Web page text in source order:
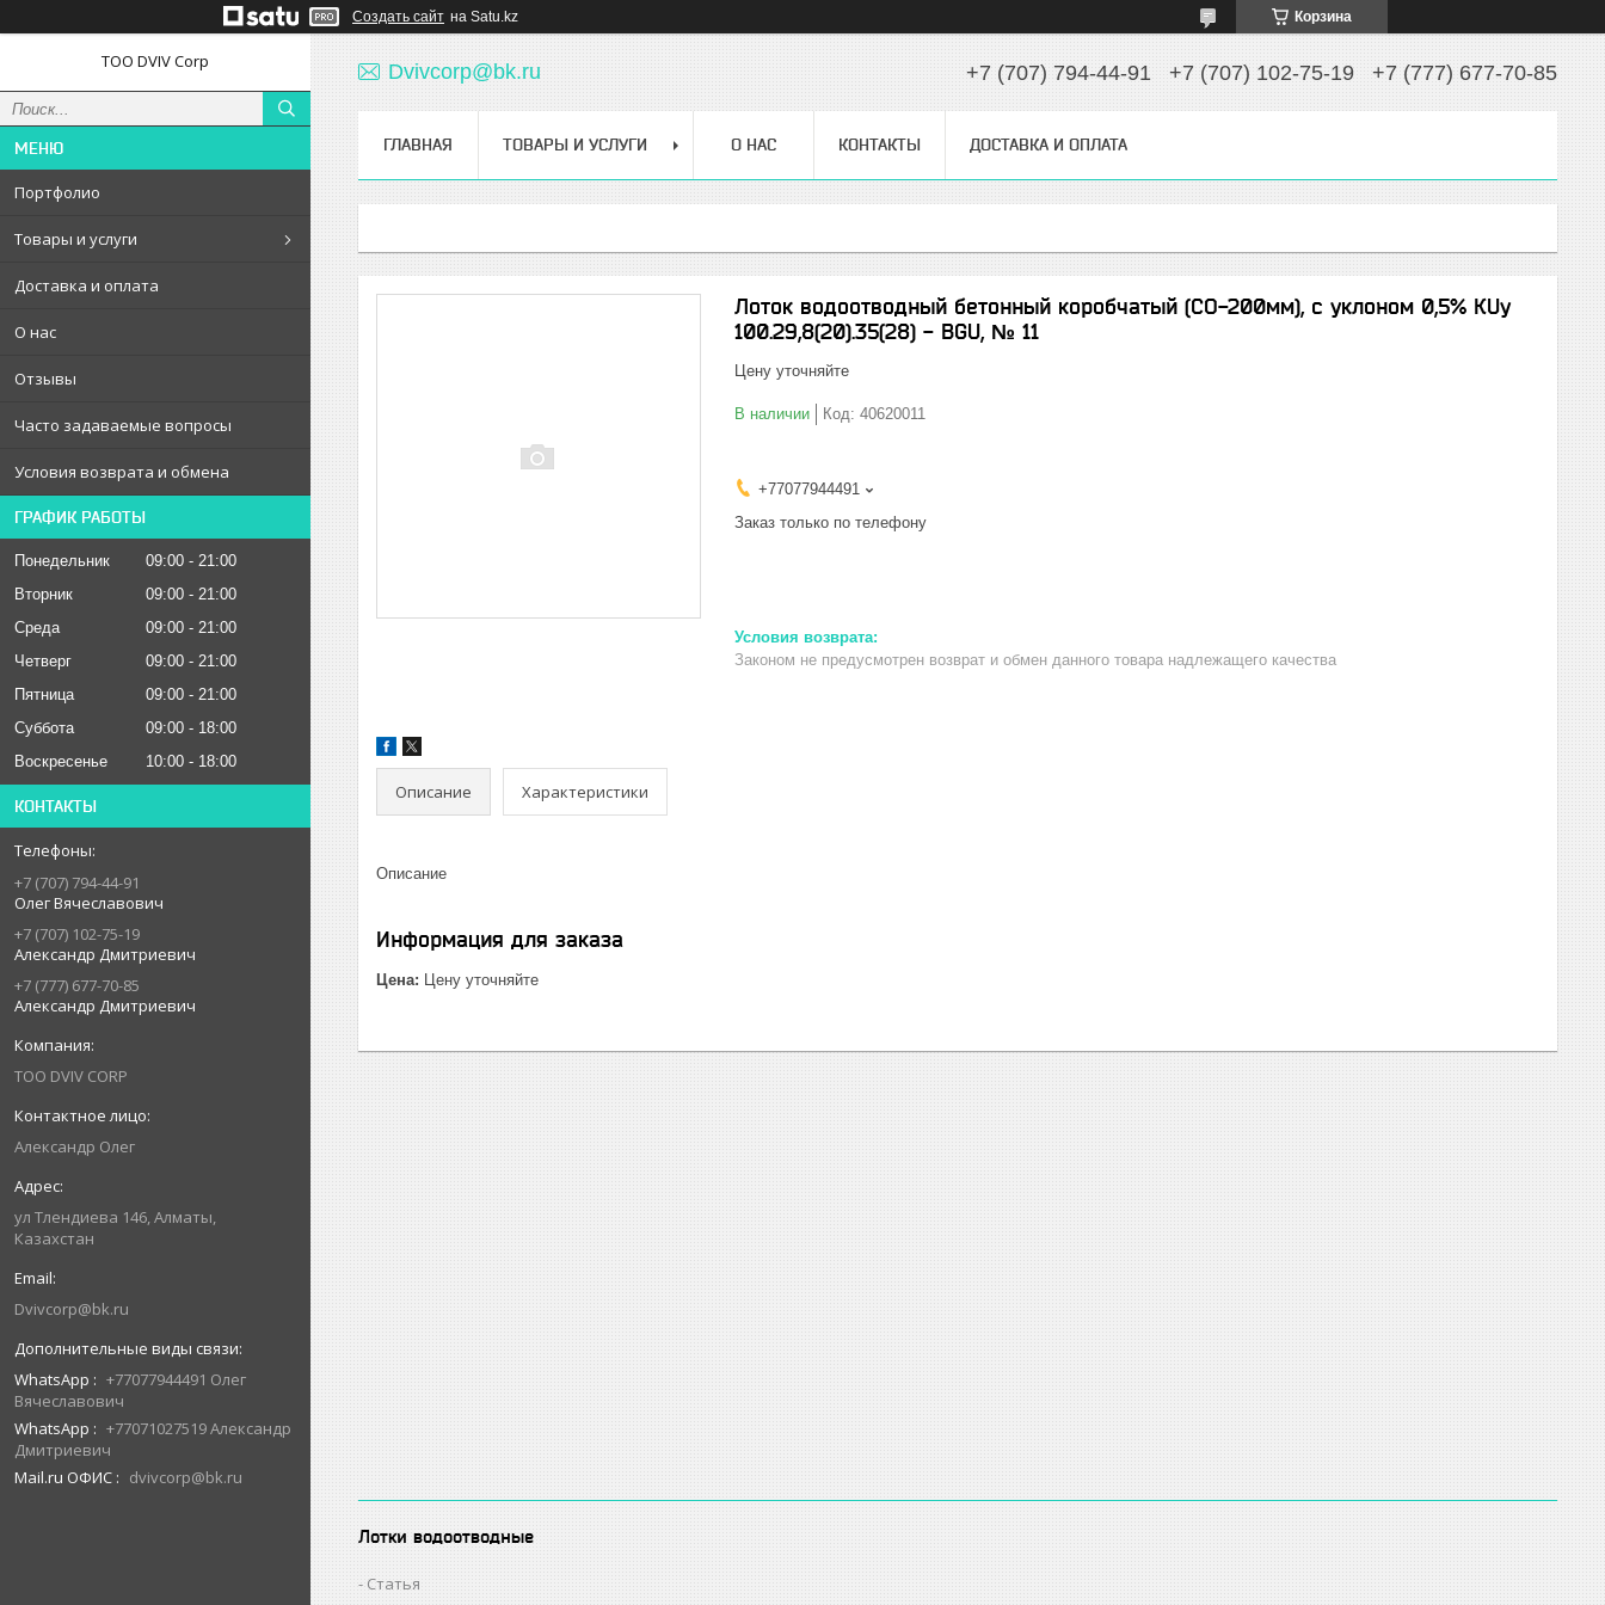
Создать сайт на Satu.kz Корзина
ТОО DVIV Corp
Портфолио
Товары и услуги
Доставка и оплата
О нас
Отзывы
Часто задаваемые вопросы
Условия возврата и обмена
ГРАФИК РАБОТЫ
Понедельник 09:00
21:00
Вторник
09:00
21:00
Среда
09:00
21:00
Четверг
09:00
21:00
Пятница
09:00
21:00
Суббота
09:00
18:00
Воскресенье
10:00 18:00
КОНТАКТЫ
+7 (707) 794-44-91
Олег Вячеславович
+7 (707) 102-75-19
Александр Дмитриевич
+7 (777) 677-70-85
Александр Дмитриевич
ТОО DVIV CORP
Александр Олег
ул Тлендиева 146, Алматы,
Казахстан
Dvivcorp@bk.ru
WhatsApp
+77077944491 Олег
Вячеславович
WhatsApp
+77071027519 Александр
Дмитриевич
Mail.ru ОФИС
dvivcorp@bk.ru
Dvivcorp@bk.ru +7 (707) 794-44-91 +7 (707) 102-75-19 +7 (777) 677-70-85
ГЛАВНАЯ ТОВАРЫ И УСЛУГИ О НАС КОНТАКТЫ ДОСТАВКА И ОПЛАТА
Лоток водоотводный бетонный коробчатый (СО-200мм), с уклоном 0,5% КUу
100.29,8(20).35(28) - BGU, № 11
Цену уточняйте
В наличии Код: 40620011
+77077944491
Заказ только по телефону
Законом не предусмотрен возврат и обмен данного товара надлежащего качества
Описание Характеристики
Описание
Информация для заказа
Цена: Цену уточняйте
Лотки водоотводные
Статья